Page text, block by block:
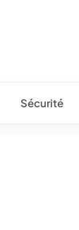
Sécurité